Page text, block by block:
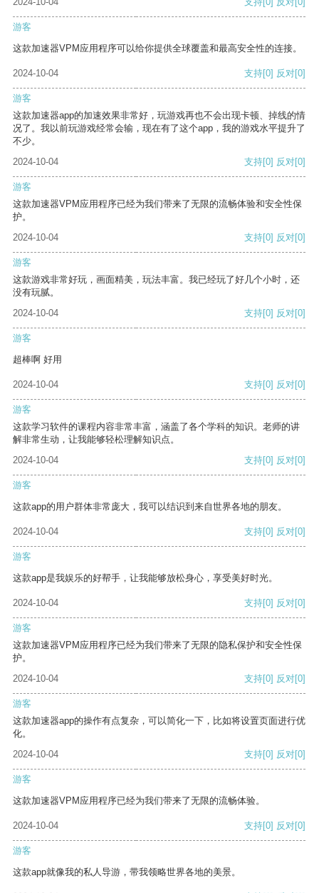
游客
这款加速器VPM应用程序可以给你提供全球覆盖和最高安全性的连接。
2024-10-04 支持[0] 反对[0]
游客
这款加速器app的加速效果非常好，玩游戏再也不会出现卡顿、掉线的情
况了。我以前玩游戏经常会输，现在有了这个app，我的游戏水平提升了
不少。
2024-10-04
支持[0] 反对[0]
游客
这款加速器VPM应用程序已经为我们带来了无限的流畅体验和安全性保
护。
2024-10-04
支持[0] 反对[0]
游客
这款游戏非常好玩，画面精美，玩法丰富。我已经玩了好几个小时，还
没有玩腻。
2024-10-04
支持[0] 反对[0]
游客
超棒啊 好用
2024-10-04 支持[0] 反对[0]
游客
这款学习软件的课程内容非常丰富，涵盖了各个学科的知识。老师的讲
解非常生动，让我能够轻松理解知识点。
2024-10-04
支持[0] 反对[0]
游客
这款app的用户群体非常庞大，我可以结识到来自世界各地的朋友。
2024-10-04 支持[0] 反对[0]
游客
这款app是我娱乐的好帮手，让我能够放松身心，享受美好时光。
2024-10-04 支持[0] 反对[0]
游客
这款加速器VPM应用程序已经为我们带来了无限的隐私保护和安全性保
护。
2024-10-04
支持[0] 反对[0]
游客
这款加速器app的操作有点复杂，可以简化一下，比如将设置页面进行优
化。
2024-10-04
支持[0] 反对[0]
游客
这款加速器VPM应用程序已经为我们带来了无限的流畅体验。
2024-10-04 支持[0] 反对[0]
游客
这款app就像我的私人导游，带我领略世界各地的美景。